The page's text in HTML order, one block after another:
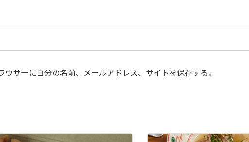
ザーに自分の名前、メールアドレス、サイトを保存する。